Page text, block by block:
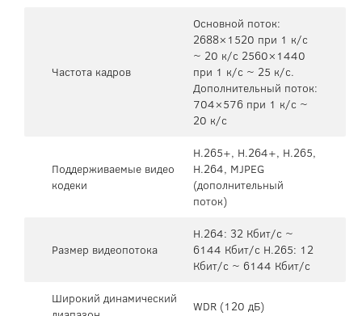
Частота кадров
Основной поток:
2688×1520 при 1 к/c
~ 20 к/c 2560×1440
при 1 к/c ~ 25 к/c.
Дополнительный поток:
704×576 при 1 к/c ~
20 к/с
Поддерживаемые видео
кодеки
H.265+, H.264+, H.265,
H.264, MJPEG
(дополнительный
поток)
Размер видеопотока
H.264: 32 Кбит/с ~
6144 Кбит/с H.265: 12
Кбит/с ~ 6144 Кбит/с
Широкий динамический
WDR (120 дБ)